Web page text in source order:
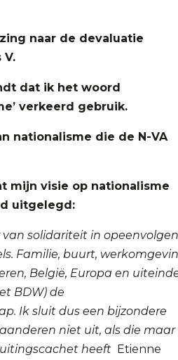
naar de devaluatie
V.
dat ik het woord
verkeerd gebruik.
nationalisme die de N-VA
mijn visie op nationalisme
uitgelegd:
solidariteit in
Familie, buurt,
België, Europa en
BDW) de
Ik sluit dus een bijzondere
niet uit, als die maar
heeft Etienne